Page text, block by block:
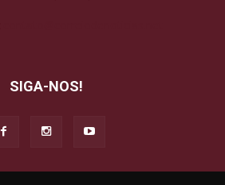
SIGA-NOS!